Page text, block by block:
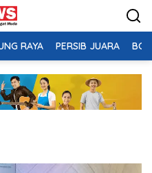
RAYA PERSIB JUARA